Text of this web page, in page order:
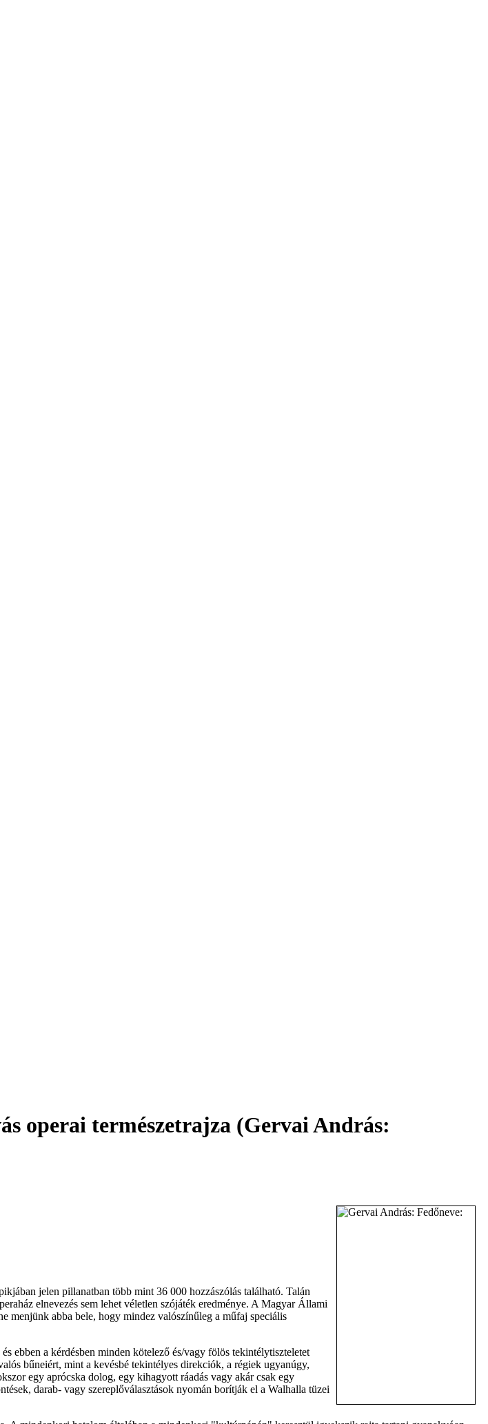
operai természetrajza (Gervai András:
jelen pillanatban több mint 36 000 hozzászólás található. Talán
elnevezés sem lehet véletlen szójáték eredménye. A Magyar Állami
menjünk abba bele, hogy mindez valószínűleg a műfaj speciális
ebben a kérdésben minden kötelező és/vagy fölös tekintélytiszteletet
bűneiért, mint a kevésbé tekintélyes direkciók, a régiek ugyanúgy,
egy aprócska dolog, egy kihagyott ráadás vagy akár csak egy
darab- vagy szereplőválasztások nyomán borítják el a Walhalla tüzei